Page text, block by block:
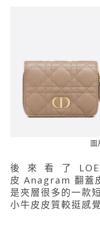
圖
後來看了
皮 Anagram 翻蓋
是夾層很多的一款
小牛皮皮質較挺感